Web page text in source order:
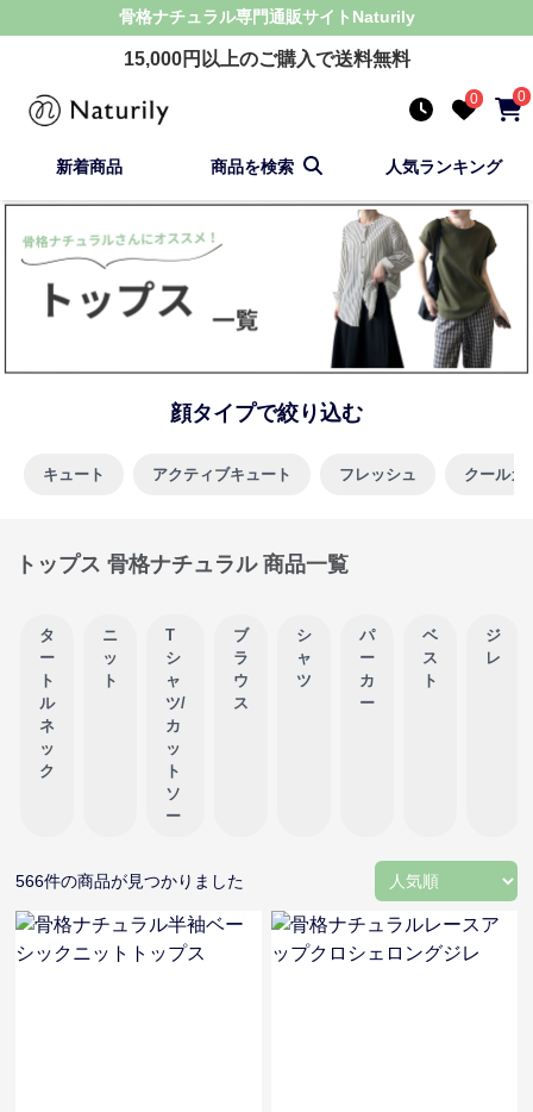
骨格ナチュラル専門通販サイト Naturily
15,000円以上のご購入で送料無料
0 0
新着商品 商品を検索 人気ランキング
顔タイプで絞り込む
キュート アクティブキュート フレッシュ クールカ
トップス 骨格ナチュラル 商品一覧
タ
ー
ト
ル
ネ
ッ
ク
ニ
ッ
ト
T
シ
ャ
ツ/
カ
ッ
ト
ソ
ー
ブ
ラ
ウ
ス
シ
ャ
ツ
パ
ー
カ
ー
ベ
ス
ト
ジ
レ
566件の商品が見つかりました